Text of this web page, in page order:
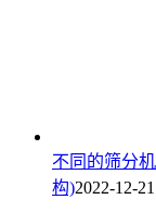
不同的筛分
构)2022-12-21